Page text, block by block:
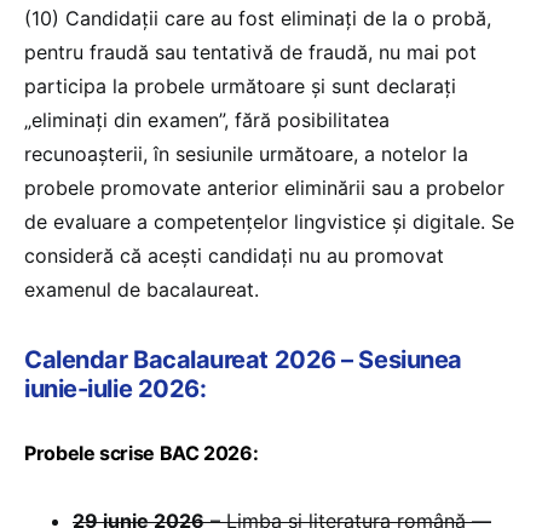
(10) Candidaţii care au fost eliminaţi de la o probă,
pentru fraudă sau tentativă de fraudă, nu mai pot
participa la probele următoare şi sunt declaraţi
„eliminaţi din examen”, fără posibilitatea
recunoaşterii, în sesiunile următoare, a notelor la
probele promovate anterior eliminării sau a probelor
de evaluare a competențelor lingvistice și digitale. Se
consideră că aceşti candidaţi nu au promovat
examenul de bacalaureat.
Calendar Bacalaureat 2026 – Sesiunea
iunie-iulie 2026:
Probele scrise BAC 2026:
29 iunie 2026– Limba și literatura română —